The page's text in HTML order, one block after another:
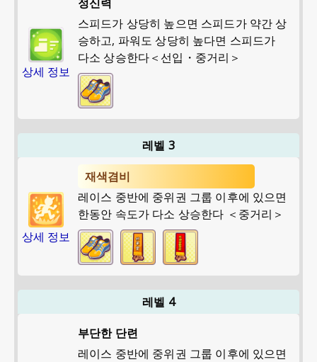
상세 정보
스피드가 상당히 높으면 스피드가 약간 상
승하고, 파워도 상당히 높다면 스피드가
다소 상승한다＜선입・중거리＞
레벨 3
상세 정보
재색겸비
레이스 중반에 중위권 그룹 이후에 있으면
한동안 속도가 다소 상승한다 ＜중거리＞
레벨 4
부단한 단련
레이스 중반에 중위권 그룹 이후에 있으면